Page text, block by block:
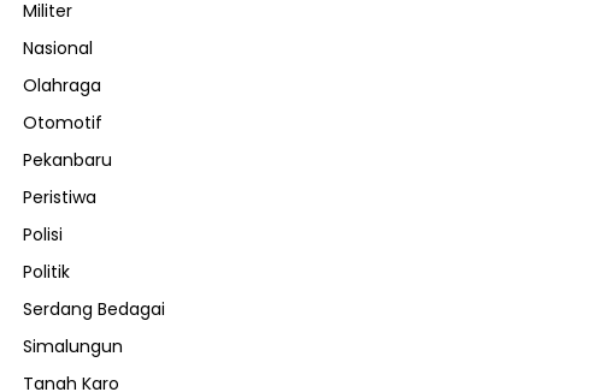
Militer
Nasional
Olahraga
Otomotif
Pekanbaru
Peristiwa
Polisi
Politik
Serdang Bedagai
Simalungun
Tanah Karo